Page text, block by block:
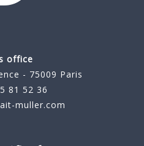
office
- 75009 Paris
81 52 36
muller.com